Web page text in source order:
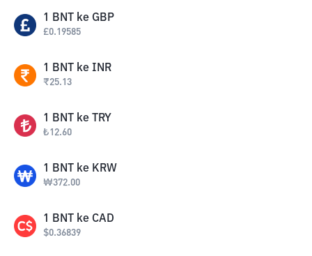
1 BNT ke GBP
£0.19585
1 BNT ke INR
₹25.13
1 BNT ke TRY
₺12.60
1 BNT ke KRW
₩372.00
1 BNT ke CAD
$0.36839